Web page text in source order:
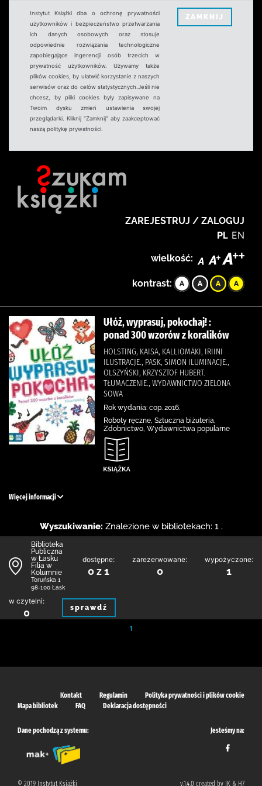
Instytut Książki dba o ochronę prywatności
użytkowników i bezpieczeństwo przetwarzania
ich danych osobowych oraz stosuje
odpowiednie rozwiązania technologiczne
zapobiegające ingerencji osób trzecich w
prywatność użytkowników. Używamy także
plików cookies, by ułatwić korzystanie z naszych
serwisów oraz do celów statystycznych.Jeśli nie
chcesz, by pliki cookies były zapisywane na
Twoim dysku zmień ustawienia swojej
przeglądarki. Kliknij "Zamknij" aby zaakceptować
naszą politykę prywatności.
ZAMKNIJ
ZAREJESTRUJ / ZALOGUJ
PL EN
wielkość:
kontrast:
Ułóż, wyprasuj, pokochaj! :
ponad 300 wzorów z koralików
HOLSTING, KAISA, KALLIOMÄKI, IRIINI
ILUSTRACJE., PASK, SIMON ILUMINACJE.,
OLSZYŃSKI, KRZYSZTOF HUBERT.
TŁUMACZENIE., WYDAWNICTWO ZIELONA
SOWA
Rok wydania: cop. 2016.
Roboty ręczne, Sztuczna biżuteria,
Zdobnictwo, Wydawnictwa popularne
Więcej informacji
Wyszukiwanie: Znalezione w bibliotekach: 1 .
Biblioteka
Publiczna
w Łasku
Filia w
Kolumnie
Toruńska 1
98-100 Łask
dostępne:
0 z 1
zarezerwowane:
0
wypożyczone:
1
w czytelni:
0 sprawdź
1
Kontakt Regulamin
Polityka prywatności i plików cookie
Mapa bibliotek
FAQ Deklaracja dostępności
Dane pochodzą z systemu: Jesteśmy na:
© 2019 Instytut Książki v.1.4.0 created by IK & H7